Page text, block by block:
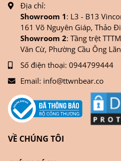
Địa chỉ:
Showroom 1: L3 - B13
161 Võ Nguyên Giáp, Thảo
Showroom 2: Tầng trệt
Văn Cừ, Phường Cầu Ông
Số điện thoại: 0944799444
Email: info@ttwnbear.co
VỀ CHÚNG TÔI